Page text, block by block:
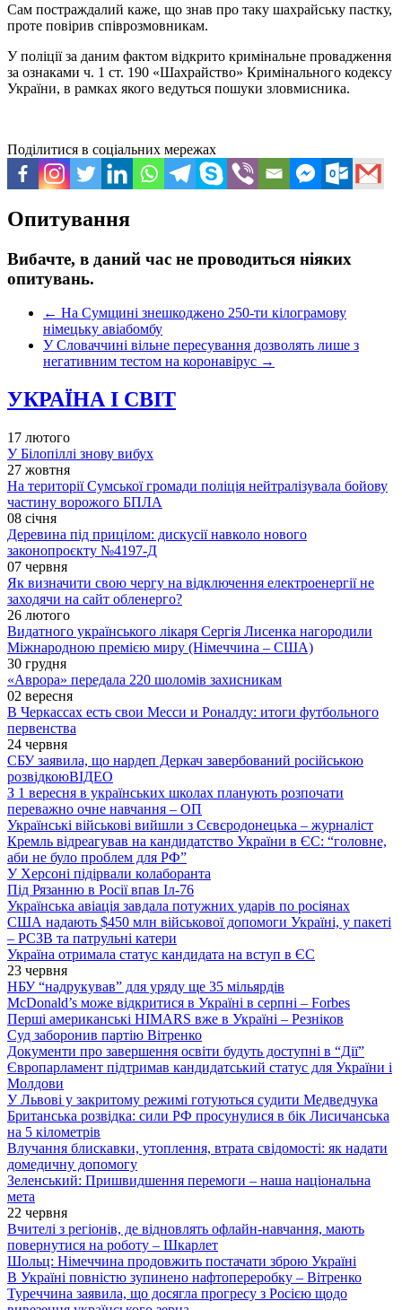
Сам постраждалий каже, що знав про таку шахрайську пастку,
проте повірив співрозмовникам.
У поліції за даним фактом відкрито кримінальне провадження
за ознаками ч. 1 ст. 190 «Шахрайство» Кримінального кодексу
України, в рамках якого ведуться пошуки зловмисника.
Поділитися в соціальних мережах
Опитування
Вибачте, в даний час не проводиться ніяких
опитувань.
← На Сумщині знешкоджено 250-ти кілограмову
німецьку авіабомбу
У Словаччині вільне пересування дозволять лише з
негативним тестом на коронавірус →
УКРАЇНА І СВІТ
17 лютого
У Білопіллі знову вибух
27 жовтня
На території Сумської громади поліція нейтралізувала бойову
частину ворожого БПЛА
08 січня
Деревина під прицілом: дискусії навколо нового
законопроєкту №4197-Д
07 червня
Як визначити свою чергу на відключення електроенергії не
заходячи на сайт обленерго?
26 лютого
Видатного українського лікаря Сергія Лисенка нагородили
Міжнародною премією миру (Німеччина – США)
30 грудня
«Аврора» передала 220 шоломів захисникам
02 вересня
В Черкассах есть свои Месси и Роналду: итоги футбольного
первенства
24 червня
СБУ заявила, що нардеп Деркач завербований російською
розвідкоюВІДЕО
З 1 вересня в українських школах планують розпочати
переважно очне навчання – ОП
Українські військові вийшли з Сєвєродонецька – журналіст
Кремль відреагував на кандидатство України в ЄС: “головне,
аби не було проблем для РФ”
У Херсоні підірвали колаборанта
Під Рязанню в Росії впав Іл-76
Українська авіація завдала потужних ударів по росіянах
США надають $450 млн військової допомоги Україні, у пакеті
– РСЗВ та патрульні катери
Україна отримала статус кандидата на вступ в ЄС
23 червня
НБУ “надрукував” для уряду ще 35 мільярдів
McDonald’s може відкритися в Україні в серпні – Forbes
Перші американські HIMARS вже в Україні – Резніков
Суд заборонив партію Вітренко
Документи про завершення освіти будуть доступні в “Дії”
Європарламент підтримав кандидатський статус для України і
Молдови
У Львові у закритому режимі готуються судити Медведчука
Британська розвідка: сили РФ просунулися в бік Лисичанська
на 5 кілометрів
Влучання блискавки, утоплення, втрата свідомості: як надати
домедичну допомогу
Зеленський: Пришвидшення перемоги – наша національна
мета
22 червня
Вчителі з регіонів, де відновлять офлайн-навчання, мають
повернутися на роботу – Шкарлет
Шольц: Німеччина продовжить постачати зброю Україні
В Україні повністю зупинено нафтопереробку – Вітренко
Туреччина заявила, що досягла прогресу з Росією щодо